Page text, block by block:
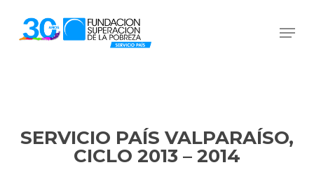
SERVICIO PAÍS VALPARAÍSO,
CICLO 2013 – 2014